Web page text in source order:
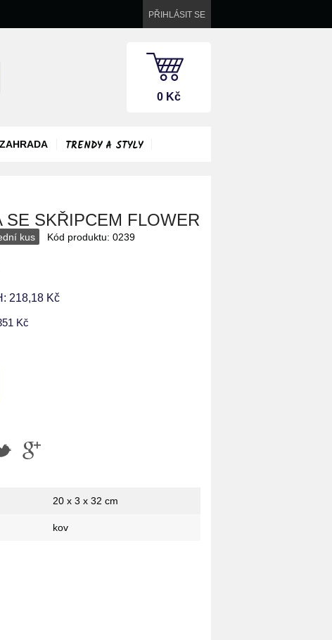
PŘIHLÁSIT SE
0 Kč
ZAHRADA TRENDY A STYLY
SE SKŘIPCEM FLOWER
kus Kód produktu: 0239
218,18 Kč
Kč
20 x 3 x 32 cm
kov